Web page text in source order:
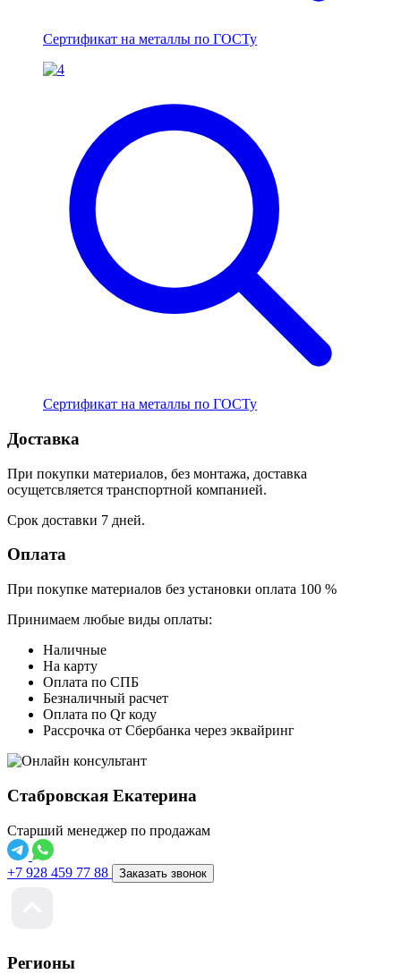
Сертификат на металлы по ГОСТу
Сертификат на металлы по ГОСТу
Доставка
При покупки материалов, без монтажа, доставка
осущетсвляется транспортной компанией.
Срок доставки 7 дней.
Оплата
При покупке материалов без установки оплата 100 %
Принимаем любые виды оплаты:
Наличные
На карту
Оплата по СПБ
Безналичный расчет
Оплата по Qr коду
Рассрочка от Сбербанка через эквайринг
Стабровская Екатерина
Старший менеджер по продажам
+7 928 459 77 88 Заказать звонок
Регионы